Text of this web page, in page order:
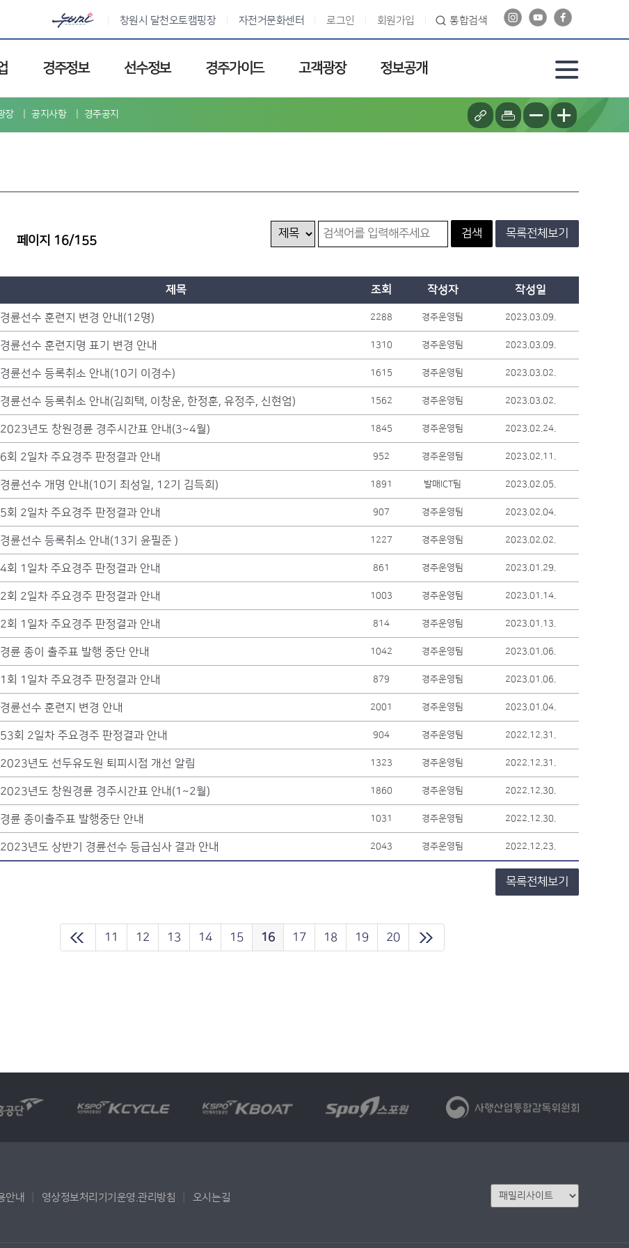
창원시 달천오토캠핑장 자전거문화센터 로그인 회원가입 통합검색
경주정보 선수정보 경주가이드 고객광장 정보공개
장 공지사항 경주공지
페이지 16/155
검색 목록전체보기
제목 조회 작성자 작성일
경륜선수 훈련지 변경 안내(12명) 2288 경주운영팀 2023.03.09.
경륜선수 훈련지명 표기 변경 안내 1310 경주운영팀 2023.03.09.
경륜선수 등록취소 안내(10기 이경수) 1615 경주운영팀 2023.03.02.
경륜선수 등록취소 안내(김희택, 이창운, 한정훈, 유정주, 신현엄) 1562 경주운영팀 2023.03.02.
2023년도 창원경륜 경주시간표 안내(3~4월) 1845 경주운영팀 2023.02.24.
6회 2일차 주요경주 판정결과 안내 952 경주운영팀 2023.02.11.
경륜선수 개명 안내(10기 최성일, 12기 김득희) 1891 발매ICT팀 2023.02.05.
5회 2일차 주요경주 판정결과 안내 907 경주운영팀 2023.02.04.
경륜선수 등록취소 안내(13기 윤필준 ) 1227 경주운영팀 2023.02.02.
4회 1일차 주요경주 판정결과 안내 861 경주운영팀 2023.01.29.
2회 2일차 주요경주 판정결과 안내 1003 경주운영팀 2023.01.14.
2회 1일차 주요경주 판정결과 안내 814 경주운영팀 2023.01.13.
경륜 종이 출주표 발행 중단 안내 1042 경주운영팀 2023.01.06.
1회 1일차 주요경주 판정결과 안내 879 경주운영팀 2023.01.06.
경륜선수 훈련지 변경 안내 2001 경주운영팀 2023.01.04.
53회 2일차 주요경주 판정결과 안내 904 경주운영팀 2022.12.31.
2023년도 선두유도원 퇴피시점 개선 알림 1323 경주운영팀 2022.12.31.
2023년도 창원경륜 경주시간표 안내(1~2월) 1860 경주운영팀 2022.12.30.
경륜 종이출주표 발행중단 안내 1031 경주운영팀 2022.12.30.
2023년도 상반기 경륜선수 등급심사 결과 안내 2043 경주운영팀 2022.12.23.
목록전체보기
11 12 13 14 15 16 17 18 19 20
안내 영상정보처리기기운영.관리방침 오시는길